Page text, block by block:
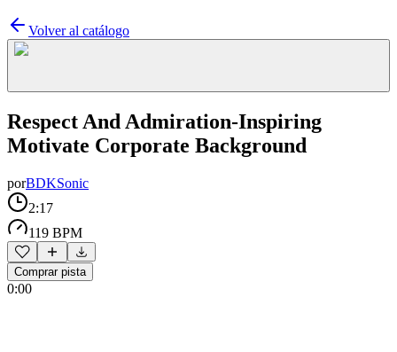
Volver al catálogo
Respect And Admiration-Inspiring
Motivate Corporate Background
porBDKSonic
2:17
119 BPM
Comprar pista
0:00